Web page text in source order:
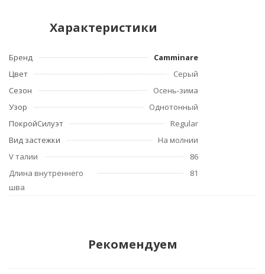
Характеристики
Бренд
Camminare
Цвет
Серый
Сезон
Осень-зима
Узор
Однотонный
ПокройСилуэт
Regular
Вид застежки
На молнии
V талии
86
Длина внутреннего
шва
81
Рекомендуем